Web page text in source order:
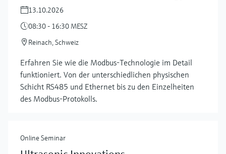
mehr zeigen
13.10.2026
08:30 - 16:30 MESZ
Reinach, Schweiz
Erfahren Sie wie die Modbus-Technologie im Detail
funktioniert. Von der unterschiedlichen physischen
Schicht RS485 und Ethernet bis zu den Einzelheiten
des Modbus-Protokolls.
Online Seminar